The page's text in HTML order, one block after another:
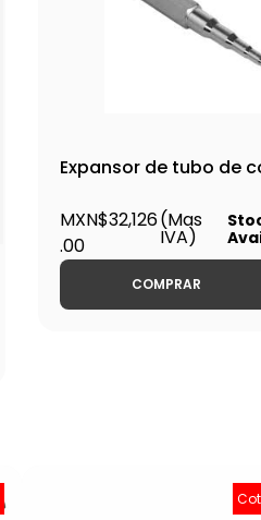
Expansor de tubo de
MXN$32,126
.00
(Mas
IVA)
COMPRAR